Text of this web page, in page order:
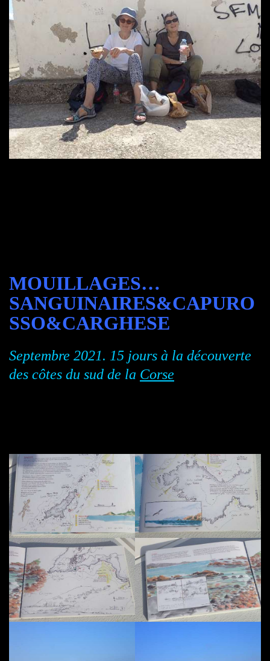
MOUILLAGES…
SANGUINAIRES&CAPURO
SSO&CARGHESE
Septembre 2021. 15 jours à la découverte
des côtes du sud de la Corse